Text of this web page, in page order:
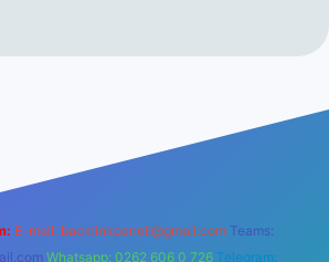
elexbetgiris.org
E-mail: backlinkpaneli@gmail.com Teams:
Whatsapp: 0262 606 0 726 Telegram: